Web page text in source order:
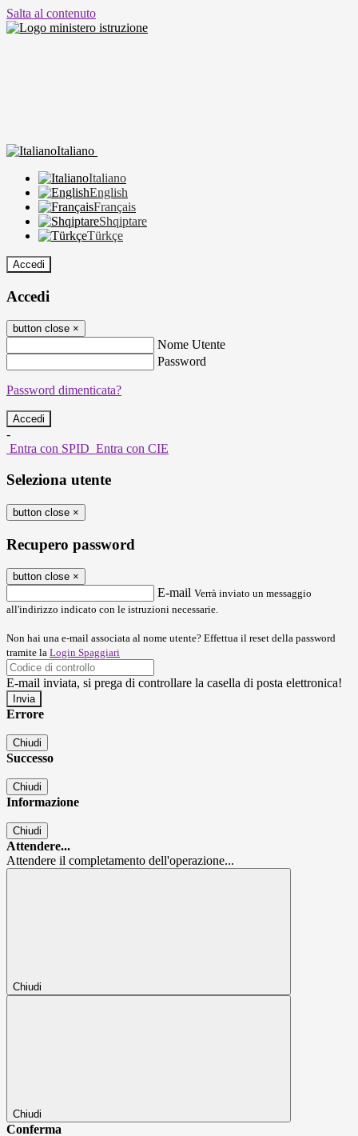
Salta al contenuto
Italiano
Italiano
English
Français
Shqiptare
Türkçe
Accedi
Accedi
button close ×
Nome Utente
Password
Password dimenticata?
-
Entra con SPID Entra con CIE
Seleziona utente
button close ×
Recupero password
button close ×
E-mail Verrà inviato un messaggio
all'indirizzo indicato con le istruzioni necessarie.
Non hai una e-mail associata al nome utente? Effettua il reset della password
tramite la Login Spaggiari
E-mail inviata, si prega di controllare la casella di posta elettronica!
Errore
Chiudi
Successo
Chiudi
Informazione
Chiudi
Attendere...
Attendere il completamento dell'operazione...
Chiudi
Chiudi
Conferma